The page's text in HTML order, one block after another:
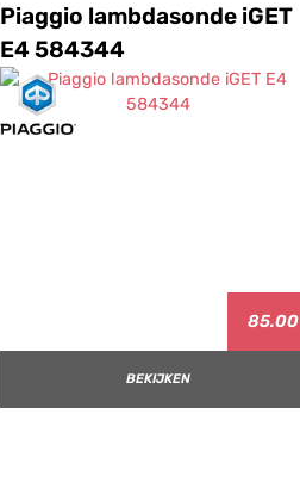
Piaggio lambdasonde iGET
E4 584344
85.00
BEKIJKEN